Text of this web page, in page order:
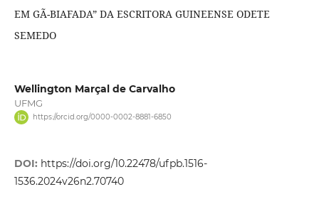
EM GÃ-BIAFADA” DA ESCRITORA GUINEENSE ODETE
SEMEDO
Wellington Marçal de Carvalho
UFMG
https://orcid.org/0000-0002-8881-6850
DOI: https://doi.org/10.22478/ufpb.1516-
1536.2024v26n2.70740